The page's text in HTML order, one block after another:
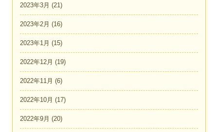
2023年3月 (21)
2023年2月 (16)
2023年1月 (15)
2022年12月 (19)
2022年11月 (6)
2022年10月 (17)
2022年9月 (20)